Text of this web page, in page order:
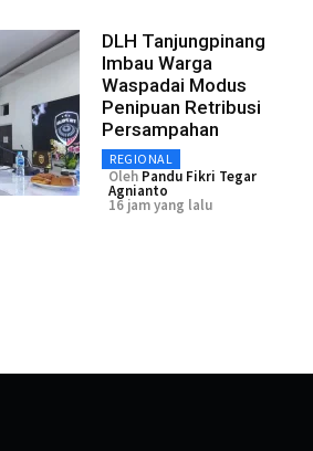
DLH Tanjungpinang
Imbau Warga
Waspadai Modus
Penipuan Retribusi
Persampahan
REGIONAL
Oleh Pandu Fikri Tegar
Agnianto
16 jam yang lalu